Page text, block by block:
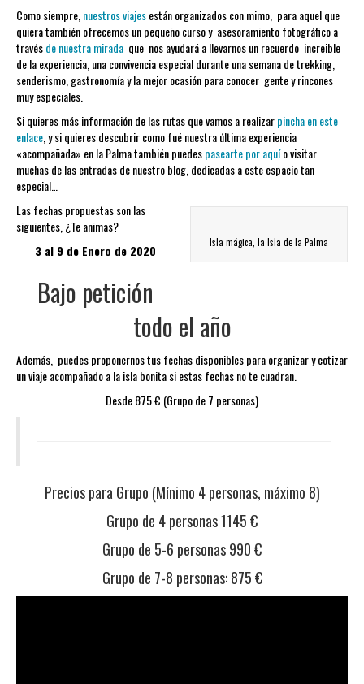
Como siempre, nuestros viajesestán organizados con mimo, para aquel que
quiera también ofrecemos un pequeño curso y asesoramiento fotográfico a
travésde nuestra mirada que nos ayudará a llevarnos un recuerdo increible
de la experiencia, una convivencia especial durante una semana de trekking,
senderismo, gastronomía y la mejor ocasión para conocer gente y rincones
muy especiales.
Si quieres más información de las rutas que vamos a realizarpincha en este
enlace , y si quieres descubrir como fué nuestra última experiencia
«acompañada» en la Palma también puedespasearte por aquío visitar
muchas de las entradas de nuestro blog, dedicadas a este espacio tan
especial…
Isla mágica, la Isla de la Palma
Las fechas propuestas son las
siguientes, ¿Te animas?
3 al 9 de Enero de 2020
Bajo petición
todo el año
Además, puedes proponernos tus fechas disponibles para organizar y cotizar
un viaje acompañado a la isla bonita si estas fechas no te cuadran.
Desde 875 € (Grupo de 7 personas)
Precios para Grupo (Mínimo 4 personas, máximo 8)
Grupo de 4 personas 1145 €
Grupo de 5-6 personas 990 €
Grupo de 7-8 personas: 875 €